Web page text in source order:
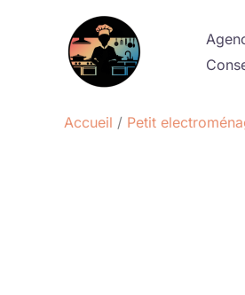
Accueil Petit